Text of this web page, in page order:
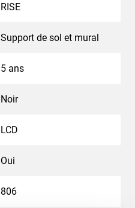
RISE
Support de sol et mural
5 ans
Noir
LCD
Oui
806